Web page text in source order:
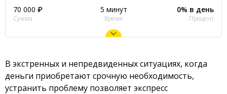
70 000 ₽
Сумма
5 минут
Время
0% в день
Процент
В экстренных и непредвиденных ситуациях, когда
деньги приобретают срочную необходимость,
устранить проблему позволяет экспресс